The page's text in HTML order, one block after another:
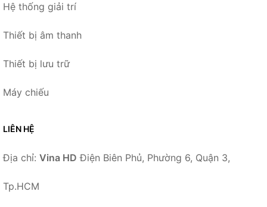
Hệ thống giải trí
Thiết bị âm thanh
Thiết bị lưu trữ
Máy chiếu
LIÊN HỆ
Địa chỉ: Vina HD Điện Biên Phủ, Phường 6, Quận 3,
Tp.HCM